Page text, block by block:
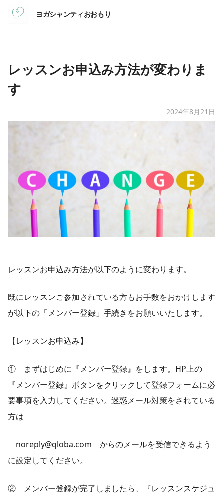
ヨガシャンティおおもり
レッスンお申込み方法が変わりま
す
2024年8月21日
レッスンお申込み方法が以下のように変わります。
既にレッスンご参加されている方もお手数をおかけします
が以下の「メンバー登録」手続きをお願いいたします。
【レッスンお申込み】
① まずはじめに『メンバー登録』をします。HP上の
『メンバー登録』ボタンをクリックして登録フォームに必
要事項を入力してください。迷惑メール対策をされている
方は
noreply@qloba.com からのメールを受信できるよう
に設定してください。
② メンバー登録が完了しましたら、『レッスンスケジュ